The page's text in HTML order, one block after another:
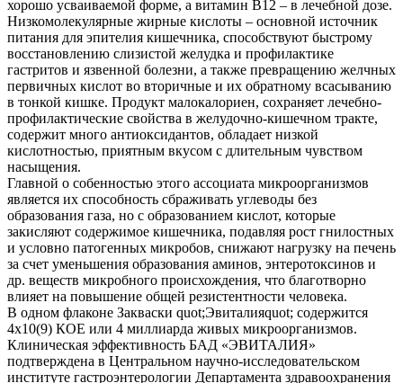
хорошо усваиваемой форме, а витамин В12 – в лечебной дозе.
Низкомолекулярные жирные кислоты – основной источник
питания для эпителия кишечника, способствуют быстрому
восстановлению слизистой желудка и профилактике
гастритов и язвенной болезни, а также превращению желчных
первичных кислот во вторичные и их обратному всасыванию
в тонкой кишке. Продукт малокалориен, сохраняет лечебно-
профилактические свойства в желудочно-кишечном тракте,
содержит много антиоксидантов, обладает низкой
кислотностью, приятным вкусом с длительным чувством
насыщения.
Главной о собенностью этого ассоциата микроорганизмов
является их способность сбраживать углеводы без
образования газа, но с образованием кислот, которые
закисляют содержимое кишечника, подавляя рост гнилостных
и условно патогенных микробов, снижают нагрузку на печень
за счет уменьшения образования аминов, энтеротоксинов и
др. веществ микробного происхождения, что благотворно
влияет на повышение общей резистентности человека.
В одном флаконе Закваски quot;Эвиталияquot; содержится
4х10(9) КОЕ или 4 миллиарда живых микроорганизмов.
Клиническая эффективность БАД «ЭВИТАЛИЯ»
подтверждена в Центральном научно-исследовательском
институте гастроэнтерологии Департамента здравоохранения